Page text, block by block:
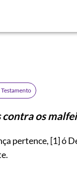
contra os
pertence, [1]ó